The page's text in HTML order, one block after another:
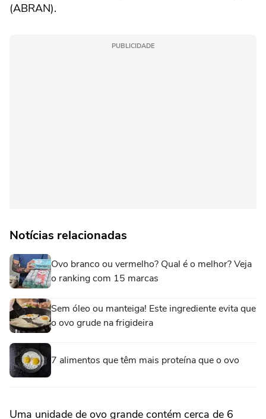
(ABRAN).
PUBLICIDADE
Notícias relacionadas
Ovo branco ou vermelho? Qual é o melhor? Veja
o ranking com 15 marcas
Sem óleo ou manteiga! Este ingrediente evita que
o ovo grude na frigideira
7 alimentos que têm mais proteína que o ovo
Uma unidade de ovo grande contém cerca de 6